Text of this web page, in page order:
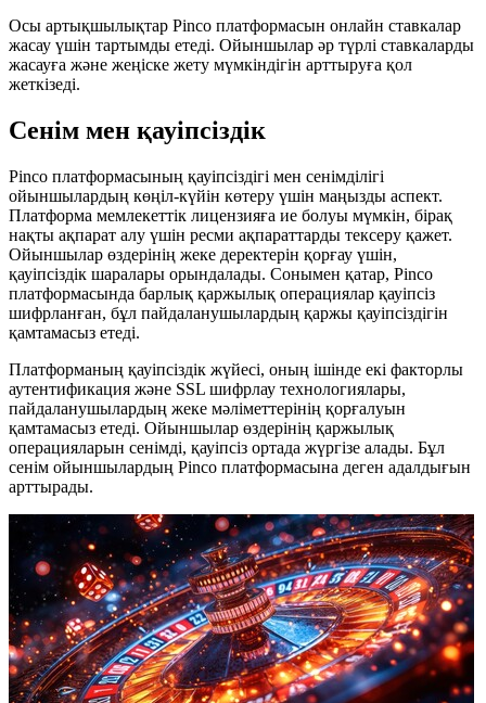
Осы артықшылықтар Pinco платформасын онлайн ставкалар
жасау үшін тартымды етеді. Ойыншылар әр түрлі ставкаларды
жасауға және жеңіске жету мүмкіндігін арттыруға қол
жеткізеді.
Сенім мен қауіпсіздік
Pinco платформасының қауіпсіздігі мен сенімділігі
ойыншылардың көңіл-күйін көтеру үшін маңызды аспект.
Платформа мемлекеттік лицензияға ие болуы мүмкін, бірақ
нақты ақпарат алу үшін ресми ақпараттарды тексеру қажет.
Ойыншылар өздерінің жеке деректерін қорғау үшін,
қауіпсіздік шаралары орындалады. Сонымен қатар, Pinco
платформасында барлық қаржылық операциялар қауіпсіз
шифрланған, бұл пайдаланушылардың қаржы қауіпсіздігін
қамтамасыз етеді.
Платформаның қауіпсіздік жүйесі, оның ішінде екі факторлы
аутентификация және SSL шифрлау технологиялары,
пайдаланушылардың жеке мәліметтерінің қорғалуын
қамтамасыз етеді. Ойыншылар өздерінің қаржылық
операцияларын сенімді, қауіпсіз ортада жүргізе алады. Бұл
сенім ойыншылардың Pinco платформасына деген адалдығын
арттырады.